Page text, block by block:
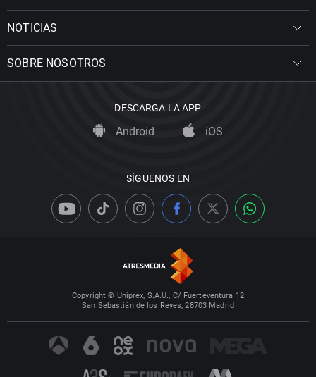
NOTICIAS
SOBRE NOSOTROS
DESCARGA LA APP
Android iOS
SÍGUENOS EN
Copyright © Uniprex, S.A.U., C/ Fuerteventura 12
San Sebastián de los Reyes, 28703 Madrid